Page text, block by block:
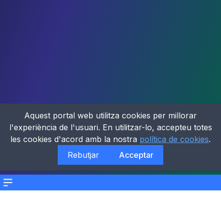
Menu
Aquest portal web utilitza cookies per millorar
l'experiència de l'usuari. En utilitzar-lo, accepteu totes
les cookies d'acord amb la nostra política de cookies.
Rebutjar
Acceptar